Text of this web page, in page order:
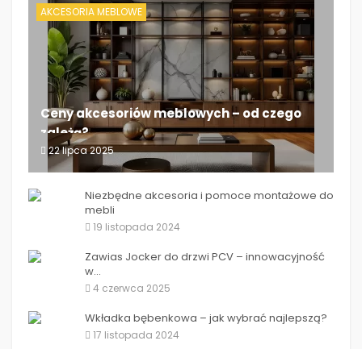
AKCESORIA MEBLOWE
Ceny akcesoriów meblowych – od czego
zależą?
22 lipca 2025
Ceny akcesoriów meblowych – od czego zależą?
Niezbędne akcesoria i pomoce montażowe do
mebli
19 listopada 2024
Zawias Jocker do drzwi PCV – innowacyjność
w...
4 czerwca 2025
Wkładka bębenkowa – jak wybrać najlepszą?
17 listopada 2024